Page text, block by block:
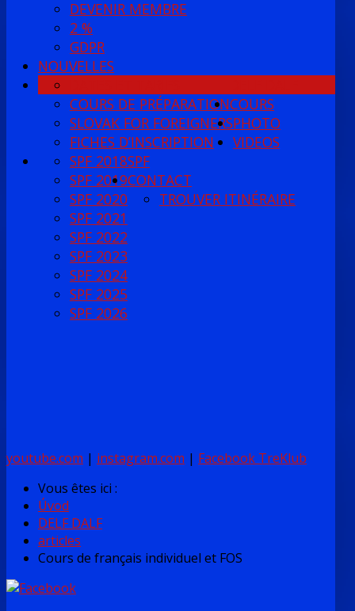
DEVENIR MEMBRE
2 %
GDPR
NOUVELLES
COURS DE PRÉPARATIONCOURS
SLOVAK FOR FOREIGNERS
FICHES D’INSCRIPTION
PHOTO
VIDEOS
SPF
SPF 2018
SPF 2019
SPF 2020
SPF 2021
SPF 2022
SPF 2023
SPF 2024
SPF 2025
SPF 2026
CONTACT
TROUVER ITINÉRAIRE
youtube.com | instagram.com | Facebook TreKlub
Vous êtes ici :
Úvod
DELF DALF
articles
Cours de français individuel et FOS